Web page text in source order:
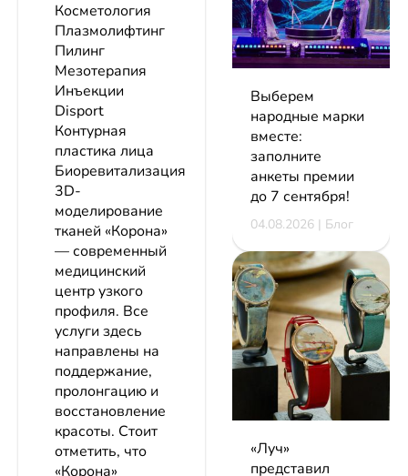
Косметология
Плазмолифтинг
Пилинг
Мезотерапия
Инъекции
Disport
Контурная
пластика лица
Биоревитализация
3D-
моделирование
тканей «Корона»
— современный
медицинский
центр узкого
профиля. Все
услуги здесь
направлены на
поддержание,
пролонгацию и
восстановление
красоты. Стоит
отметить, что
«Корона»
Выберем
народные марки
вместе:
заполните
анкеты премии
до 7 сентября!
04.08.2026 | Блог
«Луч»
представил